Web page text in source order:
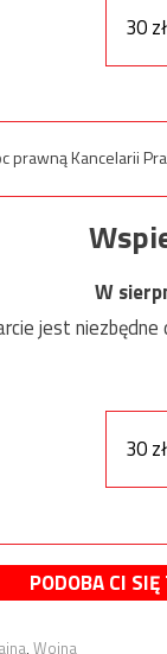
30 zł
prawną Kancelarii
W
jest niezbędne
30 zł
PODOBA CI
, Wojna